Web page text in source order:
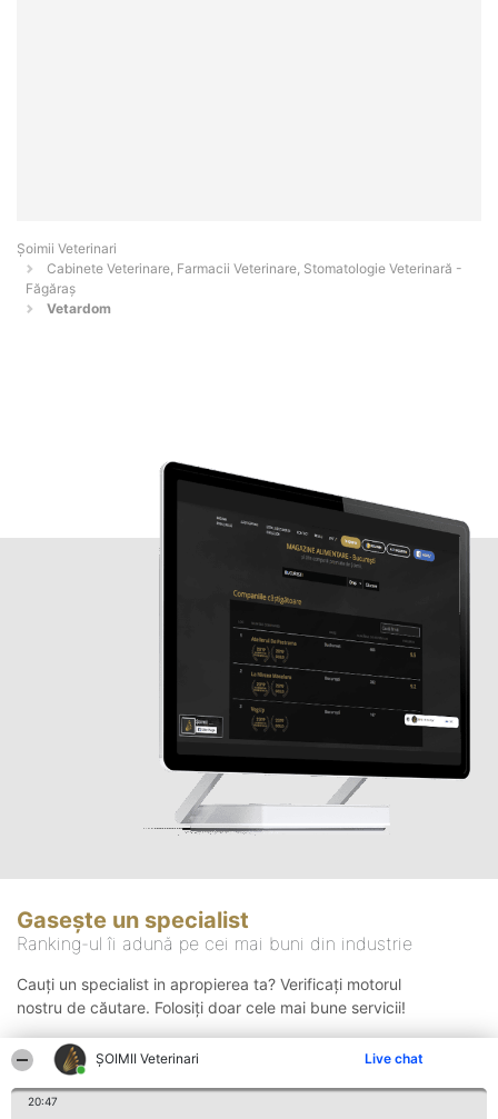
ȘOIMII Veterinari Live chat
20:47
Șoimii Veterinari
Cabinete Veterinare, Farmacii Veterinare, Stomatologie Veterinară -
Făgăraş
Vetardom
Gasește un specialist
Ranking-ul îi adună pe cei mai buni din industrie
Cauți un specialist in apropierea ta? Verificați motorul
nostru de căutare. Folosiți doar cele mai bune servicii!